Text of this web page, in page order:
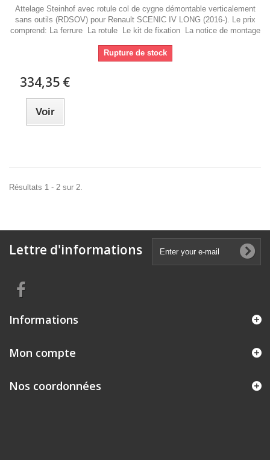
Attelage Steinhof avec rotule col de cygne démontable verticalement
sans outils (RDSOV) pour Renault SCENIC IV LONG (2016-). Le prix
comprend: La ferrure La rotule Le kit de fixation La notice de montage
Rupture de stock
334,35 €
Voir
Résultats 1 - 2 sur 2.
Lettre d'informations
Informations
Mon compte
Nos coordonnées